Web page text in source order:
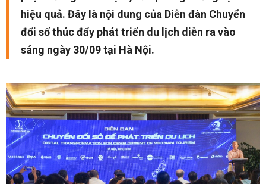
hiệu quả. Đây là nội dung của Diễn đàn Chuyển
đổi số thúc đẩy phát triển du lịch diễn ra vào
sáng ngày 30/09 tại Hà Nội.